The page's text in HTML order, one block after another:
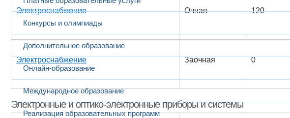
Конкурсы и олимпиады
Дополнительное образование
Онлайн-образование
Международное образование
Реализация образовательных программ
Электроснабжение Очная 120
Электроснабжение Заочная 0
Электронные и оптико-электронные приборы и системы